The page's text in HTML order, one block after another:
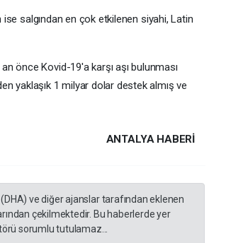
ise salgından en çok etkilenen siyahi, Latin
önce Kovid-19'a karşı aşı bulunması
yaklaşık 1 milyar dolar destek almış ve
ANTALYA HABERİ
ve diğer ajanslar tarafından eklenen
çekilmektedir. Bu haberlerde yer
sorumlu tutulamaz...